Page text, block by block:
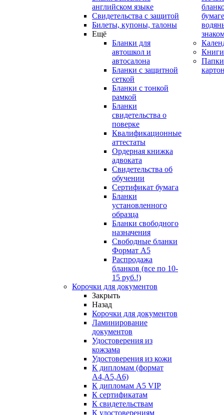
английском языке
Свидетельства с защитой
Билеты, купоны, талоны
Ещё
Бланки для
автошкол и
автосалона
Бланки с защитной
сеткой
Бланки с тонкой
рамкой
Бланки
свидетельства о
поверке
Квалификационные
аттестаты
Ордерная книжка
адвоката
Свидетельства об
обучении
Сертификат бумага
Бланки
установленного
образца
Бланки свободного
назначения
Свободные бланки
Формат А5
Распродажа
бланков (все по 10-
15 руб.!)
Корочки для документов
Закрыть
Назад
Корочки для документов
Ламинирование
документов
Удостоверения из
кожзама
Удостоверения из кожи
К дипломам (формат
А4,А5,А6)
К дипломам А5 VIP
К сертификатам
К свидетельствам
К удостоверениям
Книги
Папки